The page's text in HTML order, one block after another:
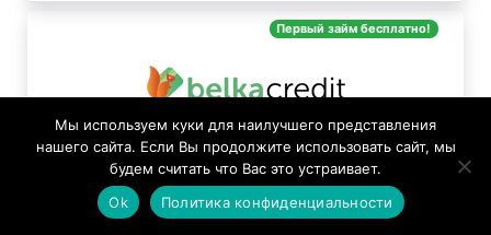
Первый займ бесплатно!
До 30000 рублей от 0.8
ПСК 0-292% годовых
Мы используем куки для наилучшего представления
нашего сайта. Если Вы продолжите использовать сайт, мы
будем считать что Вас это устраивает.
Ok
Политика конфиденциальности